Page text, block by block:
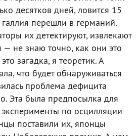
десятков дней, ловится 15
перешли в германий.
их детектируют, извлекают
не знаю точно, как они это
загадка, я теоретик. А
что будет обнаруживаться
проблема дефицита
Эта была предпосылка для
эксперименты по осцилляции
поставили их, японцы